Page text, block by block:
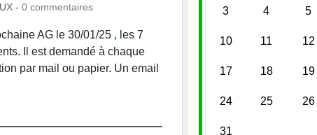
- 0 commentaires
AG le 30/01/25 , les 7
Il est demandé à chaque
par mail ou papier. Un email
3 4 5
10 11 12
17 18 19
24 25 26
31